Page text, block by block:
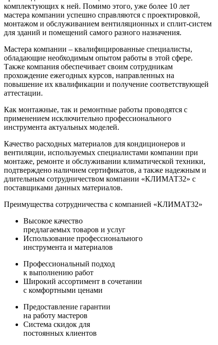
комплектующих к ней. Помимо этого, уже более 10 лет
мастера компании успешно справляются с проектировкой,
монтажом и обслуживанием вентиляционных и сплит-систем
для зданий и помещений самого разного назначения.
Мастера компании – квалифицированные специалисты,
обладающие необходимым опытом работы в этой сфере.
Также компания обеспечивает своим сотрудникам
прохождение ежегодных курсов, направленных на
повышение их квалификации и получение соответствующей
аттестации.
Как монтажные, так и ремонтные работы проводятся с
применением исключительно профессионального
инструмента актуальных моделей.
Качество расходных материалов для кондиционеров и
вентиляции, используемых специалистами компании при
монтаже, ремонте и обслуживании климатической техники,
подтверждено наличием сертификатов, а также надежным и
длительным сотрудничеством компании «КЛИМАТ32» с
поставщиками данных материалов.
Преимущества сотрудничества с компанией «КЛИМАТ32»
Высокое качество
предлагаемых товаров и услуг
Использование профессионального
инструмента и материалов
Профессиональный подход
к выполнению работ
Широкий ассортимент в сочетании
с комфортными ценами
Предоставление гарантии
на работу мастеров
Система скидок для
постоянных клиентов